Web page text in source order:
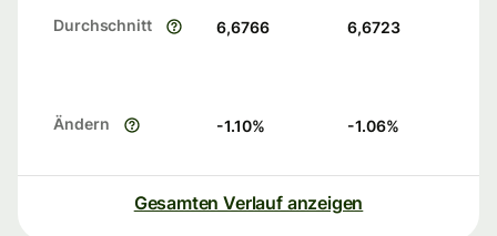
Durchschnitt 6,6766 6,6723
Ändern -1.10% -1.06%
Gesamten Verlauf anzeigen